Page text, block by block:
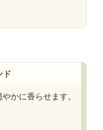
ド
かに香らせます。